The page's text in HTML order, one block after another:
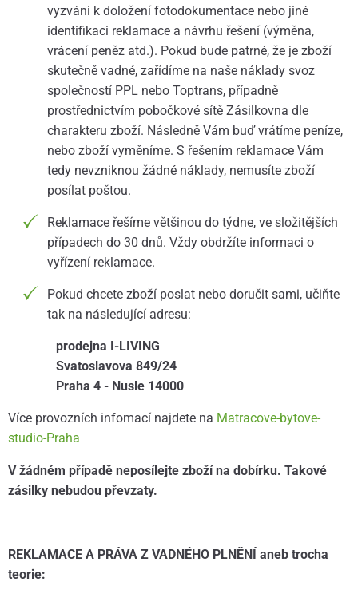
vyzváni k doložení fotodokumentace nebo jiné
identifikaci reklamace a návrhu řešení (výměna,
vrácení peněz atd.). Pokud bude patrné, že je zboží
skutečně vadné, zařídíme na naše náklady svoz
společností PPL nebo Toptrans, případně
prostřednictvím pobočkové sítě Zásilkovna dle
charakteru zboží. Následně Vám buď vrátíme peníze,
nebo zboží vyměníme. S řešením reklamace Vám
tedy nevzniknou žádné náklady, nemusíte zboží
posílat poštou.
Reklamace řešíme většinou do týdne, ve složitějších
případech do 30 dnů. Vždy obdržíte informaci o
vyřízení reklamace.
Pokud chcete zboží poslat nebo doručit sami, učiňte
tak na následující adresu:
prodejna I-LIVING
Svatoslavova 849/24
Praha 4 - Nusle 14000
Více provozních infomací najdete na Matracove-bytove-
studio-Praha
V žádném případě neposílejte zboží na dobírku. Takové
zásilky nebudou převzaty.
REKLAMACE A PRÁVA Z VADNÉHO PLNĚNÍ aneb trocha
teorie: